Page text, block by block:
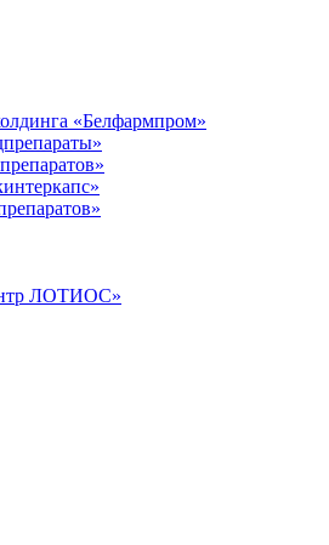
«Белфармпром»
ЛОТИОС»